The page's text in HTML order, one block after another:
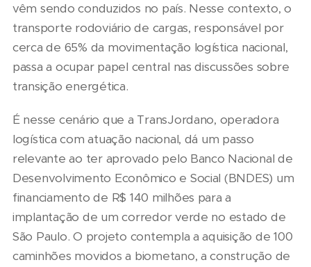
vêm sendo conduzidos no país. Nesse contexto, o
transporte rodoviário de cargas, responsável por
cerca de 65% da movimentação logística nacional,
passa a ocupar papel central nas discussões sobre
transição energética.
É nesse cenário que a TransJordano, operadora
logística com atuação nacional, dá um passo
relevante ao ter aprovado pelo Banco Nacional de
Desenvolvimento Econômico e Social (BNDES) um
financiamento de R$ 140 milhões para a
implantação de um corredor verde no estado de
São Paulo. O projeto contempla a aquisição de 100
caminhões movidos a biometano, a construção de